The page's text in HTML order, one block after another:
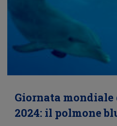
Giornata mondiale
2024: il polmone